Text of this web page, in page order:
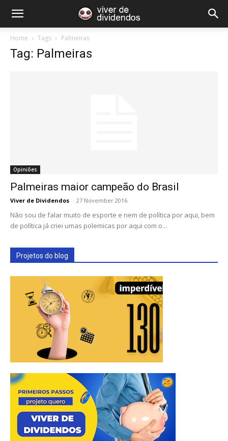
Home Tags Palmeiras
Tag: Palmeiras
Opiniões
Palmeiras maior campeão do Brasil
Viver de Dividendos - 27 November 2016
Não sou de falar muito de esporte e nem de política por aqui, bem
de política já criei umas polemicas por aqui com o...
Projetos do blog